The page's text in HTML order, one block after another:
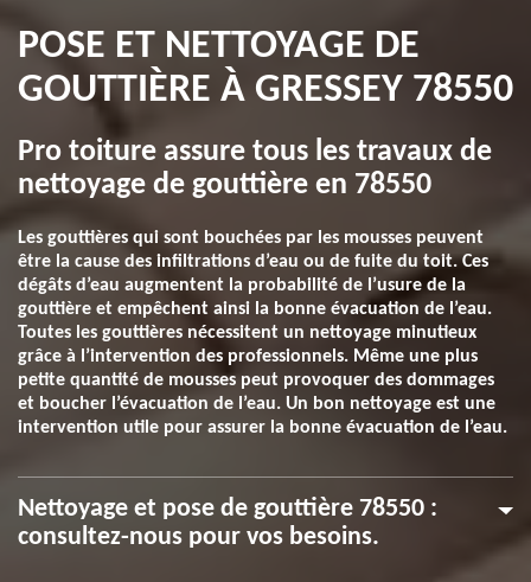
POSE ET NETTOYAGE DE
GOUTTIÈRE À GRESSEY 78550
Pro toiture assure tous les travaux de
nettoyage de gouttière en 78550
Les gouttières qui sont bouchées par les mousses peuvent
être la cause des infiltrations d’eau ou de fuite du toit. Ces
dégâts d’eau augmentent la probabilité de l’usure de la
gouttière et empêchent ainsi la bonne évacuation de l’eau.
Toutes les gouttières nécessitent un nettoyage minutieux
grâce à l’intervention des professionnels. Même une plus
petite quantité de mousses peut provoquer des dommages
et boucher l’évacuation de l’eau. Un bon nettoyage est une
intervention utile pour assurer la bonne évacuation de l’eau.
Nettoyage et pose de gouttière 78550 :
consultez-nous pour vos besoins.